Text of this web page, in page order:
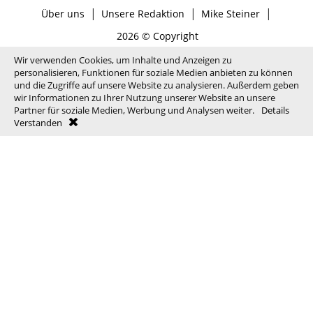
Über uns | Unsere Redaktion | Mike Steiner|
2026 © Copyright
Wir verwenden Cookies, um Inhalte und Anzeigen zu
personalisieren, Funktionen für soziale Medien anbieten zu können
und die Zugriffe auf unsere Website zu analysieren. Außerdem geben
wir Informationen zu Ihrer Nutzung unserer Website an unsere
Partner für soziale Medien, Werbung und Analysen weiter.
Details
Verstanden